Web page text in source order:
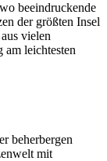
beeindruckende
der größten Insel
vielen
leichtesten
beherbergen
mit